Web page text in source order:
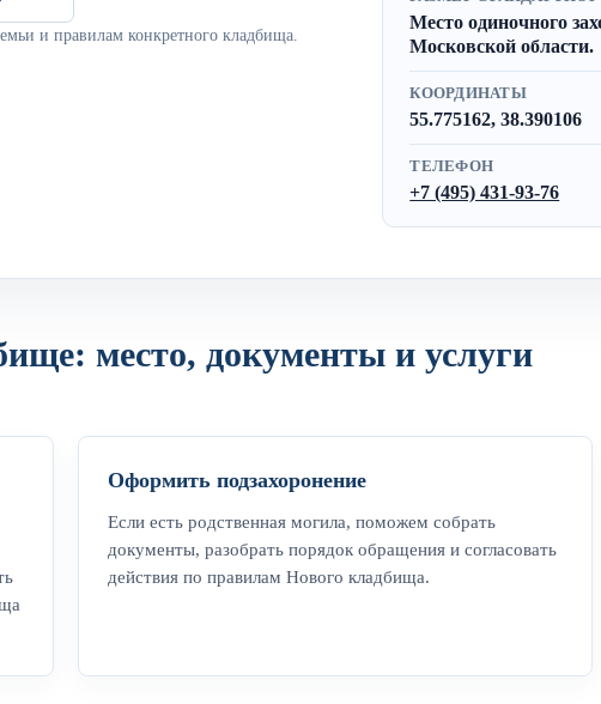
и правилам конкретного кладбища.
Место одиночного
Московской области.
КООРДИНАТЫ
55.775162, 38.390106
ТЕЛЕФОН
+7 (495) 431-93-76
место, документы и услуги
Оформить подзахоронение
Если есть родственная могила, поможем собрать
документы, разобрать порядок обращения и согласовать
действия по правилам Нового кладбища.